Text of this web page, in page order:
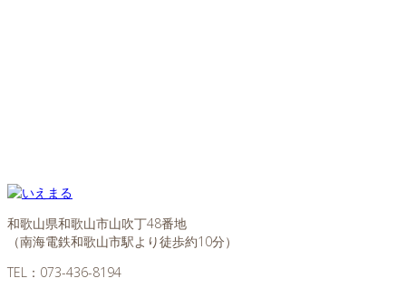
和歌山県和歌山市山吹丁48番地
（南海電鉄和歌山市駅より徒歩約10分）
TEL： 073-436-8194